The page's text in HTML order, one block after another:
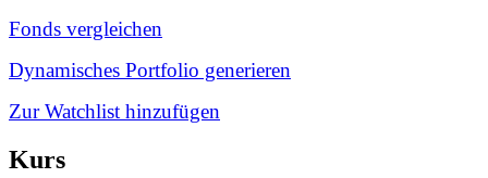
Fonds vergleichen
Dynamisches Portfolio generieren
Zur Watchlist hinzufügen
Kurs